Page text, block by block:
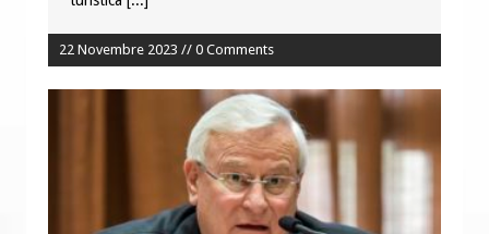
22 Novembre 2023 // 0 Comments